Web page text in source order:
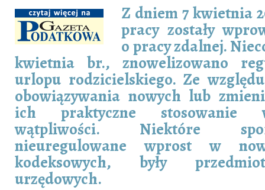
Z dniem 7 kwietnia
pracy zostały
o pracy zdalnej.
kwietnia br., znowelizowano
urlopu rodzicielskiego. Ze
obowiązywania nowych lub
ich praktyczne stosowanie
wątpliwości. Niektóre
nieuregulowane wprost w
kodeksowych, były
urzędowych.